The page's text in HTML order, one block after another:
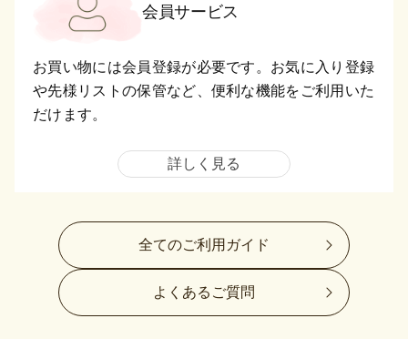
会員サービス
お買い物には会員登録が必要です。お気に入り登録
や先様リストの保管など、便利な機能をご利用いた
だけます。
詳しく見る
全てのご利用ガイド
よくあるご質問